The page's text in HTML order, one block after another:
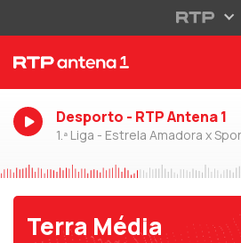
Desporto - RTP Antena 1
1.ª Liga - Estrela Amadora x
Terra Média